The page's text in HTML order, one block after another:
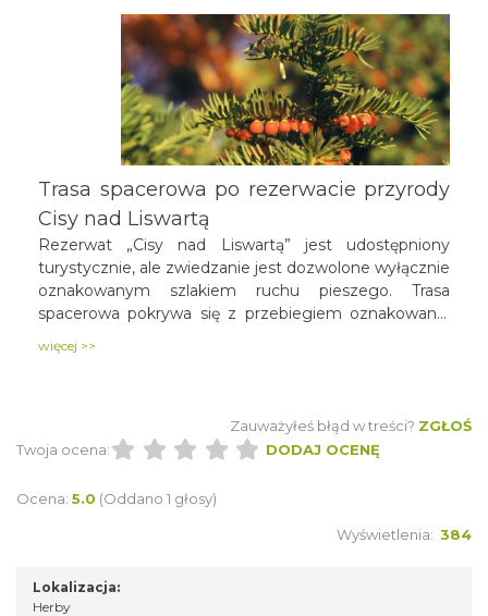
Trasa spacerowa po rezerwacie przyrody
Cisy nad Liswartą
Rezerwat „Cisy nad Liswartą” jest udostępniony
turystycznie, ale zwiedzanie jest dozwolone wyłącznie
oznakowanym szlakiem ruchu pieszego. Trasa
spacerowa pokrywa się z przebiegiem oznakowanej
i szlakiem udostępnionym turystycznie.
więcej >>
Zauważyłeś błąd w treści? ZGŁOŚ
Twoja ocena:
DODAJ OCENĘ
Ocena: 5.0 (Oddano 1 głosy)
Wyświetlenia: 384
Lokalizacja:
Herby